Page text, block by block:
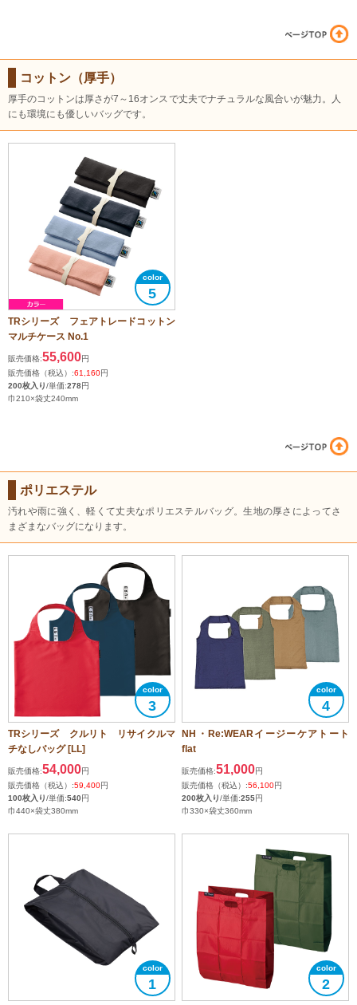
コットン（厚手）
厚手のコットンは厚さが7～16オンスで丈夫でナチュラルな風合いが魅力。人
にも環境にも優しいバッグです。
5
TRシリーズ フェアトレードコットン
マルチケース No.1
販売価格:55,600円
販売価格（税込）:61,160円
200枚入り/単価:278円
巾210×袋丈240mm
ポリエステル
汚れや雨に強く、軽くて丈夫なポリエステルバッグ。生地の厚さによってさ
まざまなバッグになります。
3
TRシリーズ クルリト リサイクルマ
チなしバッグ [LL]
販売価格:54,000円
販売価格（税込）:59,400円
100枚入り/単価:540円
巾440×袋丈380mm
4
NH・Re:WEARイージーケアトート
flat
販売価格:51,000円
販売価格（税込）:56,100円
200枚入り/単価:255円
巾330×袋丈360mm
1 2